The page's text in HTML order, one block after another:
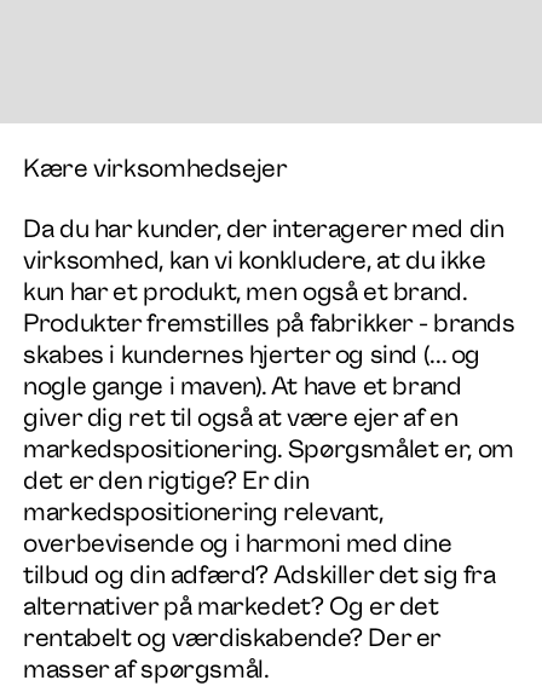
Arbejde
Services
Om os
Nyheder
Kontakt
Kære virksomhedsejer
Da du har kunder, der interagerer med din
virksomhed, kan vi konkludere, at du ikke
kun har et produkt, men også et brand.
Produkter fremstilles på fabrikker - brands
skabes i kundernes hjerter og sind (... og
nogle gange i maven). At have et brand
giver dig ret til også at være ejer af en
markedspositionering. Spørgsmålet er, om
det er den rigtige? Er din
markedspositionering relevant,
overbevisende og i harmoni med dine
tilbud og din adfærd? Adskiller det sig fra
alternativer på markedet? Og er det
rentabelt og værdiskabende? Der er
masser af spørgsmål.